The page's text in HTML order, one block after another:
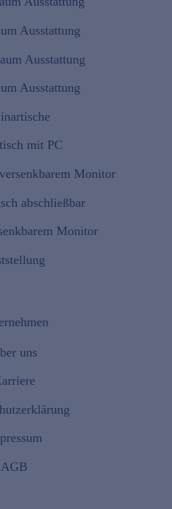
Ausstattung
Ausstattung
Ausstattung
mit PC
Monitor
abschließbar
Monitor
uns
AGB